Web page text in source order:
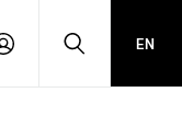
PŘIHLÁSITHLEDAT
EN